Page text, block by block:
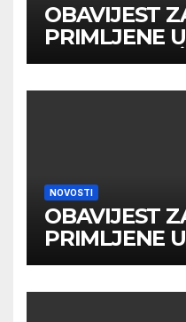
OBAVIJEST
PRIMLJENE
DRUGOM
NOVOSTI
OBAVIJEST
PRIMLJENE